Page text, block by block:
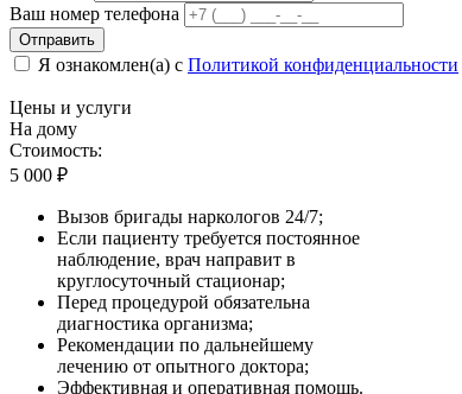
Ваш номер телефона
Отправить
Я ознакомлен(а) с Политикой конфиденциальности
Цены и услуги
На дому
Стоимость:
5 000 ₽
Вызов бригады наркологов 24/7;
Если пациенту требуется постоянное
наблюдение, врач направит в
круглосуточный стационар;
Перед процедурой обязательна
диагностика организма;
Рекомендации по дальнейшему
лечению от опытного доктора;
Эффективная и оперативная помощь.